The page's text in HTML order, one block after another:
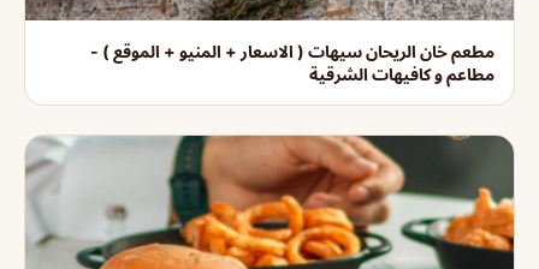
مطعم خان الريحان سيهات ( الاسعار + المنيو + الموقع ) -
مطاعم و كافيهات الشرقية